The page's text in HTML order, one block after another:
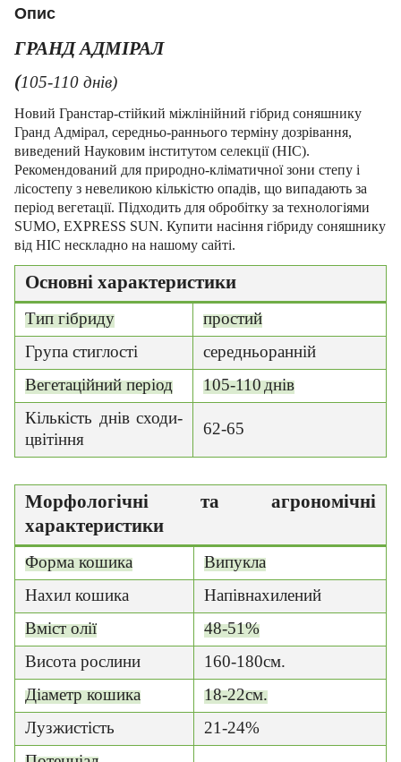
Опис
ГРАНД АДМІРАЛ
(105-110 днів)
Новий Гранстар-стійкий міжлінійний гібрид соняшнику
Гранд Адмірал, середньо-раннього терміну дозрівання,
виведений Науковим інститутом селекції (НІС).
Рекомендований для природно-кліматичної зони степу і
лісостепу з невеликою кількістю опадів, що випадають за
період вегетації. Підходить для обробітку за технологіями
SUMO, EXPRESS SUN. Купити насіння гібриду соняшнику
від НІС нескладно на нашому сайті.
Основні характеристики
Тип гібриду
простий
Група стиглості
середньоранній
Вегетаційний період
105-110днів
Кількість днів сходи-
цвітіння
62-65
Морфологічні та агрономічні
характеристики
Форма кошика
Випукла
Нахил кошика
Напівнахилений
Вміст олії
48-51%
Висота рослини
160-180см.
Діаметр кошика
18-22см.
Лузжистість
21-24%